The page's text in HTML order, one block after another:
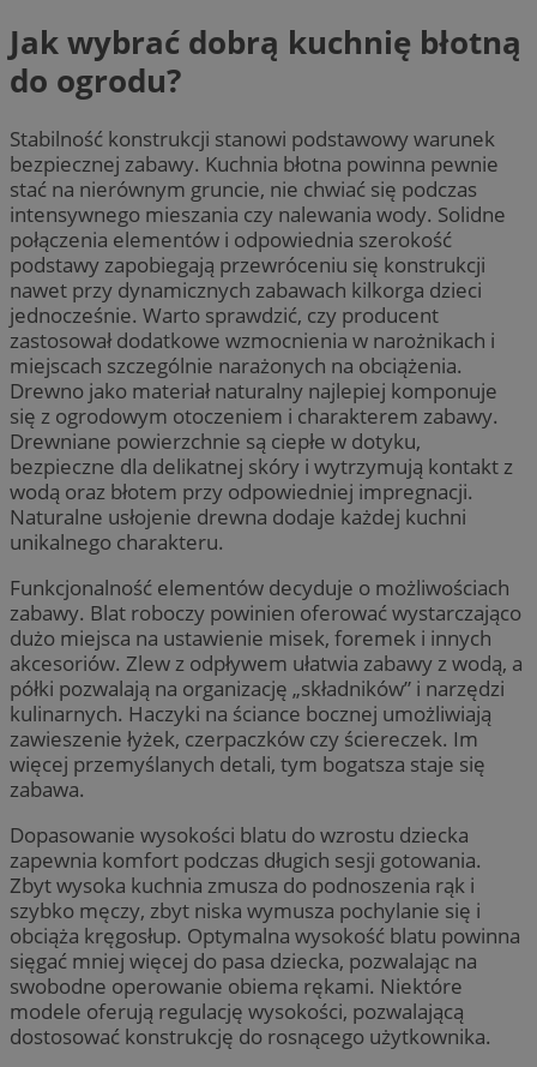
Jak wybrać dobrą kuchnię błotną
do ogrodu?
Stabilność konstrukcji stanowi podstawowy warunek
bezpiecznej zabawy. Kuchnia błotna powinna pewnie
stać na nierównym gruncie, nie chwiać się podczas
intensywnego mieszania czy nalewania wody. Solidne
połączenia elementów i odpowiednia szerokość
podstawy zapobiegają przewróceniu się konstrukcji
nawet przy dynamicznych zabawach kilkorga dzieci
jednocześnie. Warto sprawdzić, czy producent
zastosował dodatkowe wzmocnienia w narożnikach i
miejscach szczególnie narażonych na obciążenia.
Drewno jako materiał naturalny najlepiej komponuje
się z ogrodowym otoczeniem i charakterem zabawy.
Drewniane powierzchnie są ciepłe w dotyku,
bezpieczne dla delikatnej skóry i wytrzymują kontakt z
wodą oraz błotem przy odpowiedniej impregnacji.
Naturalne usłojenie drewna dodaje każdej kuchni
unikalnego charakteru.
Funkcjonalność elementów decyduje o możliwościach
zabawy. Blat roboczy powinien oferować wystarczająco
dużo miejsca na ustawienie misek, foremek i innych
akcesoriów. Zlew z odpływem ułatwia zabawy z wodą, a
półki pozwalają na organizację „składników” i narzędzi
kulinarnych. Haczyki na ściance bocznej umożliwiają
zawieszenie łyżek, czerpaczków czy ściereczek. Im
więcej przemyślanych detali, tym bogatsza staje się
zabawa.
Dopasowanie wysokości blatu do wzrostu dziecka
zapewnia komfort podczas długich sesji gotowania.
Zbyt wysoka kuchnia zmusza do podnoszenia rąk i
szybko męczy, zbyt niska wymusza pochylanie się i
obciąża kręgosłup. Optymalna wysokość blatu powinna
sięgać mniej więcej do pasa dziecka, pozwalając na
swobodne operowanie obiema rękami. Niektóre
modele oferują regulację wysokości, pozwalającą
dostosować konstrukcję do rosnącego użytkownika.